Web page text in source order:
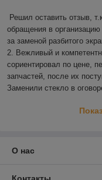
Решил оставить отзыв,
обращения в
за заменой разбитого
2. Вежливый и
сориентировал по цене,
запчастей, после их
Заменили стекло в
О нас